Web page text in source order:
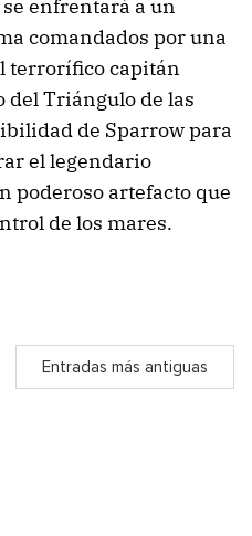
enfrentará a un
comandados por una
terrorífico capitán
del Triángulo de las
de Sparrow para
el legendario
poderoso artefacto que
de los mares.
Entradas más antiguas